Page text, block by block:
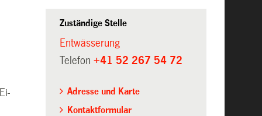
Zuständige Stelle
Entwässerung
Telefon +41 52 267 54 72
Adresse und Karte
Kontaktformular